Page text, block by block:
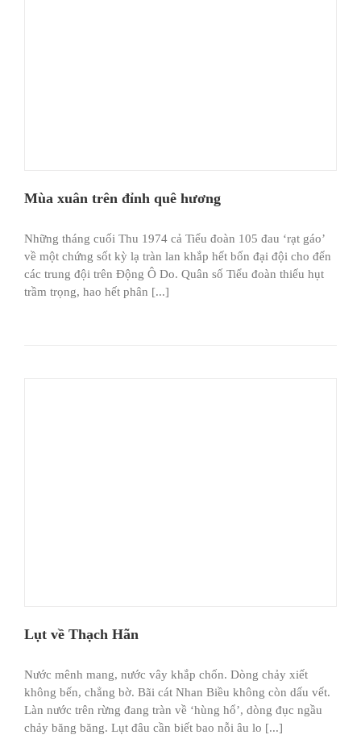
Mùa xuân trên đỉnh quê hương
Những tháng cuối Thu 1974 cả Tiểu đoàn 105 đau ‘rạt gáo’
về một chứng sốt kỳ lạ tràn lan khắp hết bốn đại đội cho đến
các trung đội trên Ðộng Ô Do. Quân số Tiểu đoàn thiếu hụt
trầm trọng, hao hết phân [...]
Lụt về Thạch Hãn
Nước mênh mang, nước vây khắp chốn. Dòng chảy xiết
không bến, chẳng bờ. Bãi cát Nhan Biều không còn dấu vết.
Làn nước trên rừng đang tràn về ‘hùng hổ’, dòng đục ngầu
chảy băng băng. Lụt đâu cần biết bao nỗi âu lo [...]